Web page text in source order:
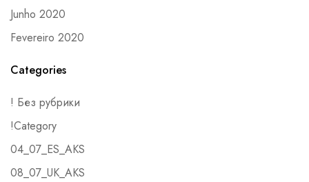
Junho 2020
Fevereiro 2020
Categories
! Без рубрики
!Category
04_07_ES_AKS
08_07_UK_AKS